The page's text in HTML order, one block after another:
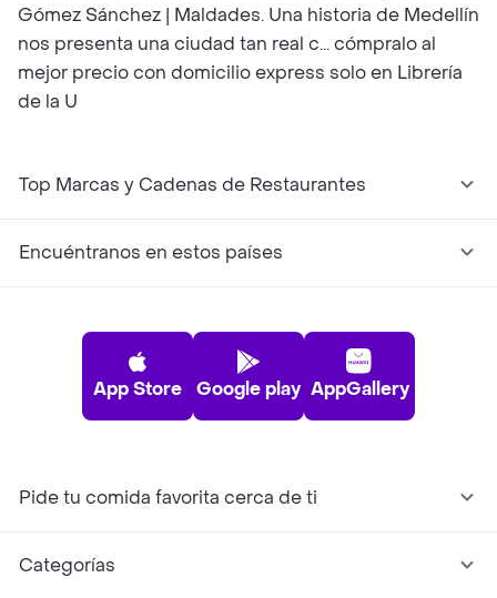
Gómez Sánchez | Maldades. Una historia de Medellín
nos presenta una ciudad tan real c... cómpralo al
mejor precio con domicilio express solo en Librería
de la U
Top Marcas y Cadenas de Restaurantes
Encuéntranos en estos países
App Store Google play AppGallery
Pide tu comida favorita cerca de ti
Categorías